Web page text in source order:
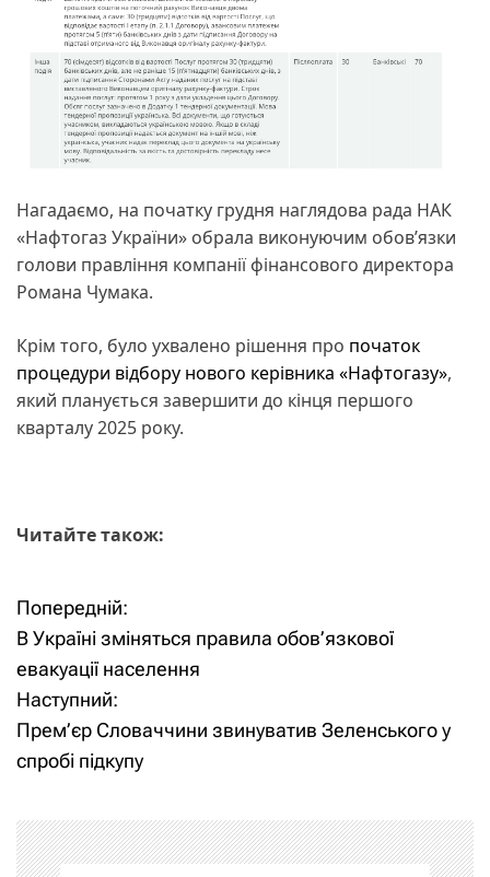
Нагадаємо, на початку грудня наглядова рада НАК
«Нафтогаз України» обрала виконуючим обов’язки
голови правління компанії фінансового директора
Романа Чумака.
Крім того, було ухвалено рішення про початок
процедури відбору нового керівника «Нафтогазу»,
який планується завершити до кінця першого
кварталу 2025 року.
Читайте також:
Н
а
в
і
а
Попередній:
В Україні зміняться правила обов’язкової
евакуації населення
Наступний:
Прем’єр Словаччини звинуватив Зеленського у
спробі підкупу